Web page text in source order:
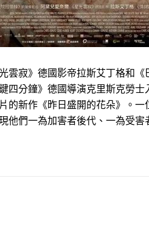
雲寂》德國影帝拉斯艾丁格和《
四分鐘》德國導演克里斯克勞
的新作《昨日盛開的花朵》。
他們一為加害者後代、一為受